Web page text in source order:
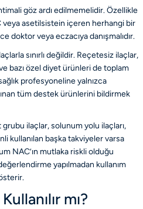
göz ardı edilmemelidir. Özellikle
veya asetilsistein içeren herhangi bir
veya eczacıya danışmalıdır.
sınırlı değildir. Reçetesiz ilaçlar,
bazı özel diyet ürünleri de toplam
profesyoneline yalnızca
tüm destek ürünlerini bildirmek
grubu ilaçlar, solunum yolu ilaçları,
kullanılan başka takviyeler varsa
NAC’ın mutlaka riskli olduğu
yapılmadan kullanım
mı?